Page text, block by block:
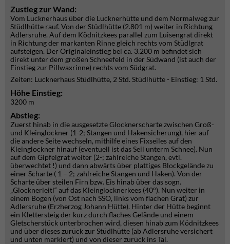
Zustieg zur Wand:
Vom Lucknerhaus über die Lucknerhütte und dem Normalweg zur
Stüdlhütte rauf. Von der Stüdlhütte (2.801 m) weiter in Richtung
Adlersruhe. Auf dem Ködnitzkees parallel zum Luisengrat direkt
in Richtung der markanten Rinne gleich rechts vom Stüdlgrat
aufsteigen. Der Originaleinstieg bei ca. 3.200 m befindet sich
direkt unter dem großen Schneefeld in der Südwand (ist auch der
Einstieg zur Pillwaxrinne) rechts vom Südgrat.
Zeiten: Lucknerhaus Stüdlhütte, 2 Std. Stüdlhütte - Einstieg: 1 Std.
Höhe Einstieg:
3200 m
Abstieg:
Zuerst hinab in die ausgesetzte Glocknerscharte zwischen Groß-
und Kleinglockner (1-2; Stangen und Hakensicherung), hier auf
die andere Seite wechseln, mithilfe eines Fixseiles auf den
Kleinglockner hinauf (eventuell ist das Seil unterm Schnee). Nun
auf dem Gipfelgrat weiter (2-; zahlreiche Stangen, evtl.
überwechtet !) und dann abwärts über plattiges Blockgelände zu
einer Scharte ( 1 – 2; zahlreiche Stangen und Haken). Von der
Scharte über steilen Firn bzw. Eis hinab über das sogn.
„Glocknerleitl“ auf das Kleinglocknerkees (40°). Nun weiter in
einem Bogen (von Ost nach SSO, links vom flachen Grat) zur
Adlersruhe (Erzherzog Johann Hütte). Hinter der Hütte beginnt
ein Klettersteig der kurz durch flaches Gelände und einem
Gletscherstück unterbrochen wird, diesen hinab zum Ködnitzkees
und über dieses zurück zur Stüdlhütte (ab Adlersruhe versichert
und unten markiert) und von dieser zurück ins Tal.